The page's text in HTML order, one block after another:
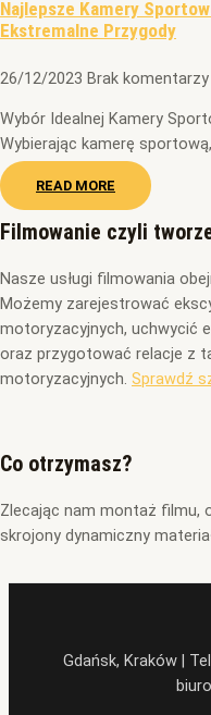
Najlepsze Kamery
Ekstremalne Przygody
26/12/2023 Brak komentarzy
Wybór Idealnej Kamery
Wybierając kamerę
READ MORE
Filmowanie czyli
Nasze usługi filmowania
Możemy zarejestrować
motoryzacyjnych, uchwycić
oraz przygotować relacje z
motoryzacyjnych. Sprawdź
Co otrzymasz?
Zlecając nam montaż filmu,
skrojony dynamiczny
Gdańsk, Kraków |